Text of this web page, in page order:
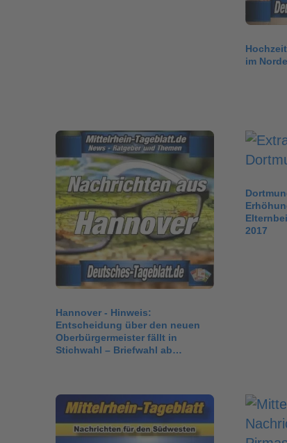
im
Hannover - Hinweis:
Entscheidung über den neuen
Oberbürgermeister fällt in
Stichwahl – Briefwahl ab
2017